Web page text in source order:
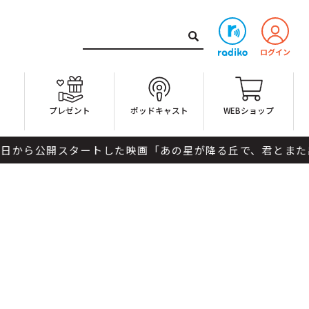
プレゼント ポッドキャスト WEBショップ
ートした映画「あの星が降る丘で、君とまた